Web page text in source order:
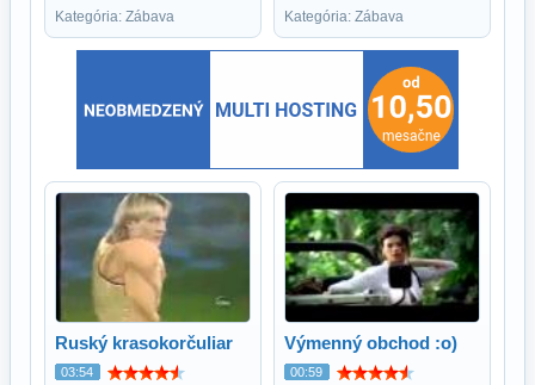
Kategória: Zábava
Kategória: Zábava
Ruský krasokorčuliar
03:54
Výmenný obchod :o)
00:59